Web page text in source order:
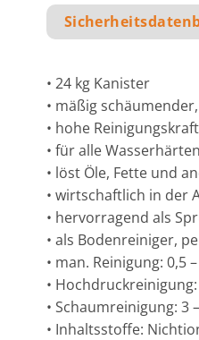
• 24 kg Kanister
• mäßig
• hohe Reinigungskraft
• für alle Wasserhärten
• löst Öle, Fette und
• wirtschaftlich in der
• hervorragend als
• als Bodenreiniger,
• man. Reinigung: 0,5
•
• Schaumreinigung: 3
• Inhaltsstoffe: